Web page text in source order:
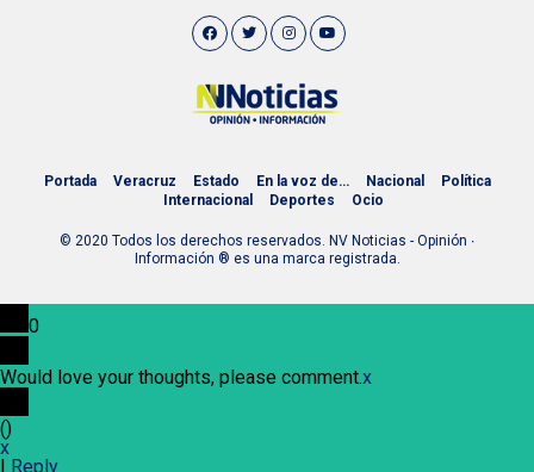
Portada Veracruz Estado En la voz de… Nacional
Política
Internacional
Deportes Ocio
© 2020 Todos los derechos reservados. NV Noticias - Opinión ∙
Información ® es una marca registrada.
0
Would love your thoughts, please comment.x
()
x
Reply